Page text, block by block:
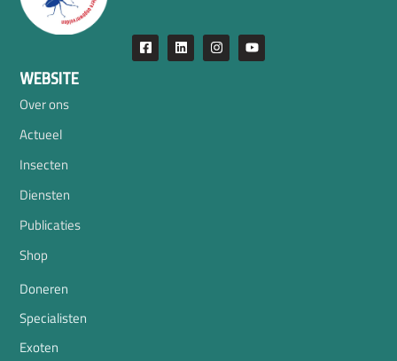
WEBSITE
Over ons
Actueel
Insecten
Diensten
Publicaties
Shop
Doneren
Specialisten
Exoten